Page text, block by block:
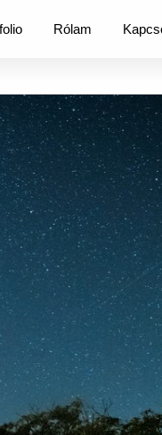
Rólam